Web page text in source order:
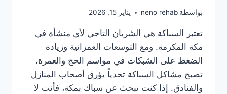
بواسطة neno rehab يناير 15, 2026
تعتبر السباكة هي الشريان التاجي لأي منشأة في
مكة المكرمة. ومع التوسعات العمرانية وزيادة
الضغط على الشبكات في مواسم الحج والعمرة،
تصبح مشاكل السباكة تحدياً يؤرق أصحاب المنازل
والفنادق. إذا كنت تبحث عن سباك بمكة، فأنت لا